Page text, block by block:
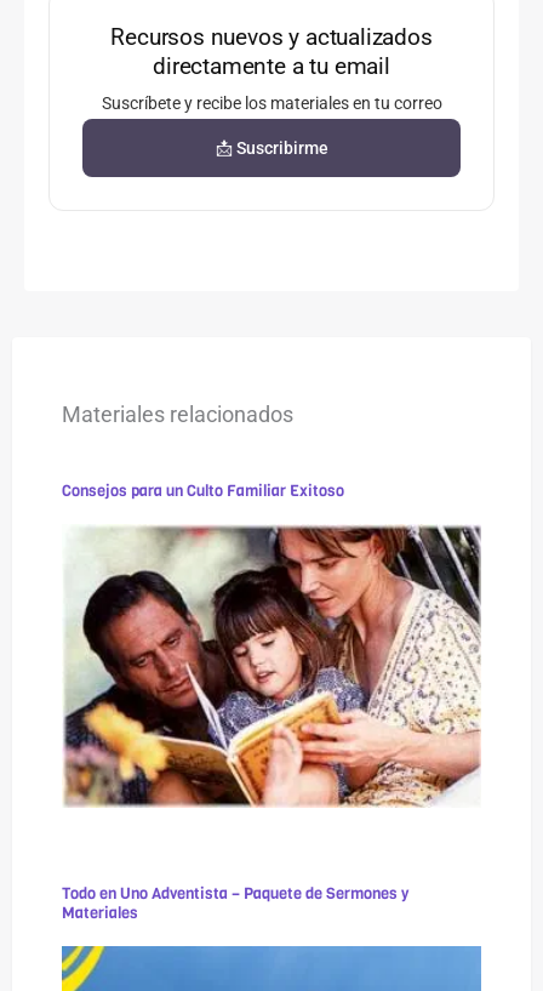
Recursos nuevos y actualizados
directamente a tu email
Suscríbete y recibe los materiales en tu correo
📩 Suscribirme
Materiales relacionados
Consejos para un Culto Familiar Exitoso
Todo en Uno Adventista – Paquete de Sermones y
Materiales